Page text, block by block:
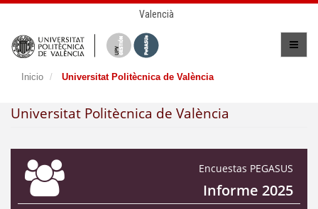
Valencià
Inicio Universitat Politècnica de València
Universitat Politècnica de València
Encuestas PEGASUS
Informe 2025